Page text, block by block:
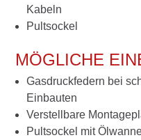
Kabeln
Pultsockel
MÖGLICHE
Gasdruckfedern bei
Einbauten
Verstellbare
Pultsockel mit